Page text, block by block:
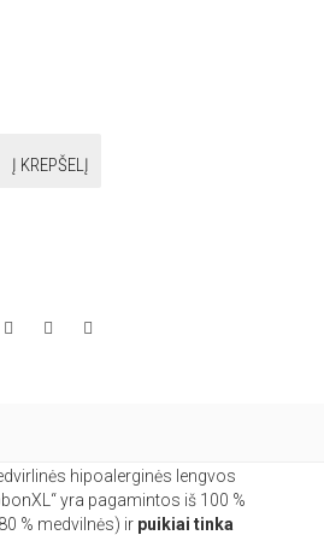
Į KREPŠELĮ
hipoalerginės lengvos
yra pagamintos iš 100 %
% medvilnės) ir puikiai tinka